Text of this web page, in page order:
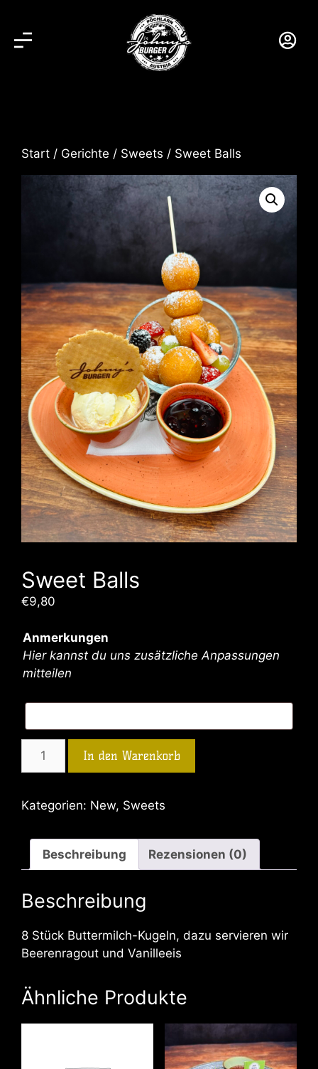
Start / Gerichte / Sweets / Sweet Balls
Sweet Balls
€9,80
Anmerkungen
Hier kannst du uns zusätzliche Anpassungen
mitteilen
In den Warenkorb
Kategorien: New, Sweets
Beschreibung Rezensionen (0)
Beschreibung
8 Stück Buttermilch-Kugeln, dazu servieren wir
Beerenragout und Vanilleeis
Ähnliche Produkte